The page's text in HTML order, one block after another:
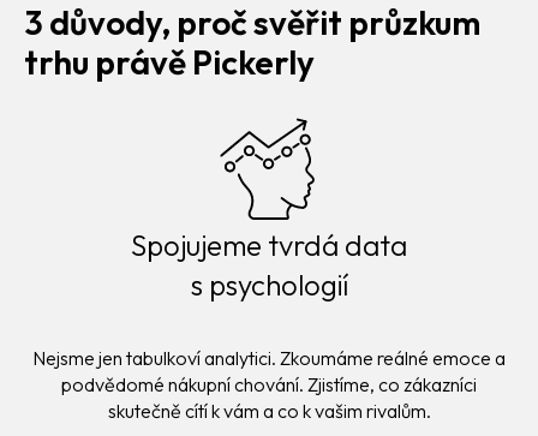
3 důvody, proč svěřit průzkum
trhu právě Pickerly
Spojujeme tvrdá data
s psychologií
Nejsme jen tabulkoví analytici. Zkoumáme reálné emoce a
podvědomé nákupní chování. Zjistíme, co zákazníci
skutečně cítí k vám a co k vašim rivalům.